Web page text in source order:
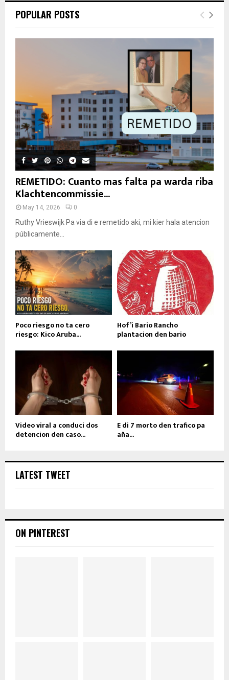
POPULAR POSTS
REMETIDO: Cuanto mas falta pa warda riba
Klachtencommissie...
May 14, 2026 0
Ruthy Vrieswijk Pa via di e remetido aki, mi kier hala atencion
públicamente...
Poco riesgo no ta cero
riesgo: Kico Aruba...
Hof’i Bario Rancho
plantacion den bario
Video viral a conduci dos
detencion den caso...
E di 7 morto den trafico pa
aña...
LATEST TWEET
ON PINTEREST